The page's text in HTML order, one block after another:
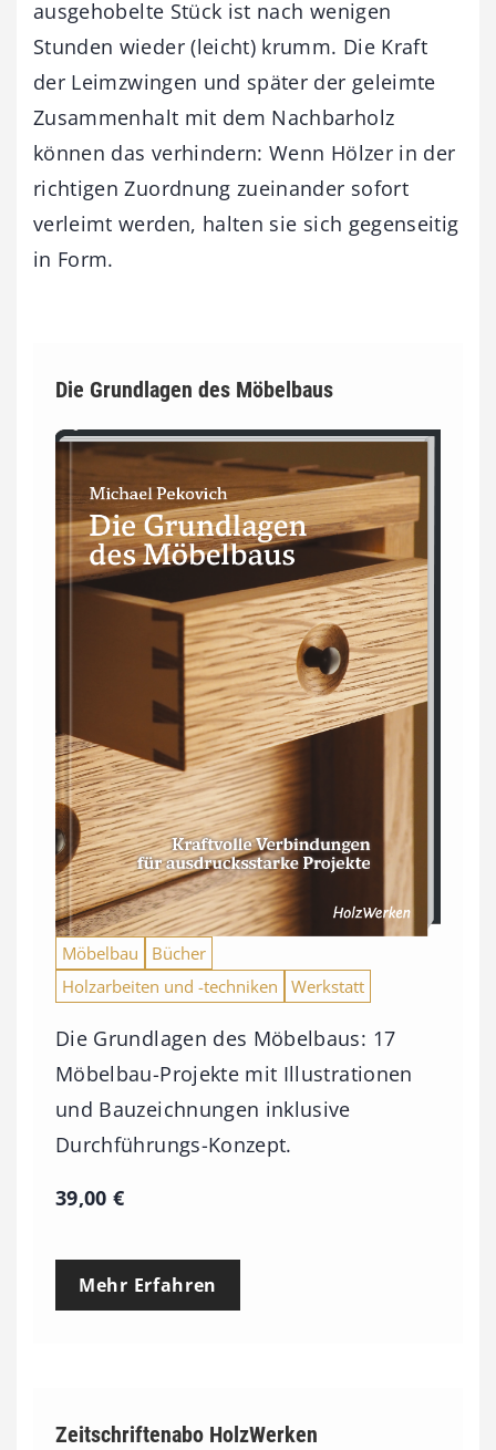
ausgehobelte Stück ist nach wenigen
Stunden wieder (leicht) krumm. Die Kraft
der Leimzwingen und später der geleimte
Zusammenhalt mit dem Nachbarholz
können das verhindern: Wenn Hölzer in der
richtigen Zuordnung zueinander sofort
verleimt werden, halten sie sich gegenseitig
in Form.
Die Grundlagen des Möbelbaus
Möbelbau
Bücher
Holzarbeiten und -techniken
Werkstatt
Die Grundlagen des Möbelbaus: 17
Möbelbau-Projekte mit Illustrationen
und Bauzeichnungen inklusive
Durchführungs-Konzept.
39,00€
Mehr Erfahren
Zeitschriftenabo HolzWerken